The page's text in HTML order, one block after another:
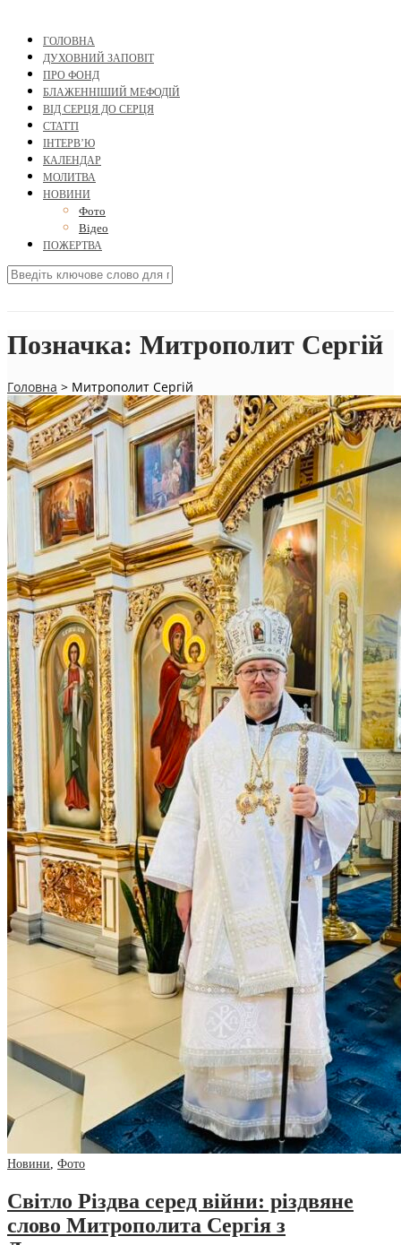
ГОЛОВНА
ДУХОВНИЙ ЗАПОВІТ
ПРО ФОНД
БЛАЖЕННІШИЙ МЕФОДІЙ
ВІД СЕРЦЯ ДО СЕРЦЯ
СТАТТІ
ІНТЕРВ’Ю
КАЛЕНДАР
МОЛИТВА
НОВИНИ
Фото
Відео
ПОЖЕРТВА
Позначка: Митрополит Сергій
Головна > Митрополит Сергій
Новини, Фото
Світло Різдва серед війни: різдвяне
слово Митрополита Сергія з